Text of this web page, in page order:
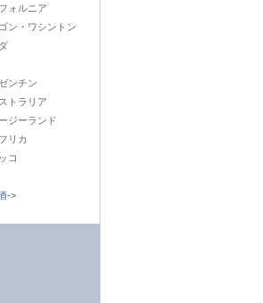
ォルニア
ン・ワシントン
ンチン
トラリア
ジーランド
リカ
コ
->